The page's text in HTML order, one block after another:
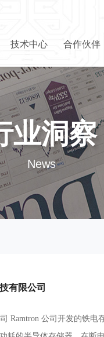
技术中心 合作伙伴
业洞察
News
有限公司
Ramtron 公司开发的铁电